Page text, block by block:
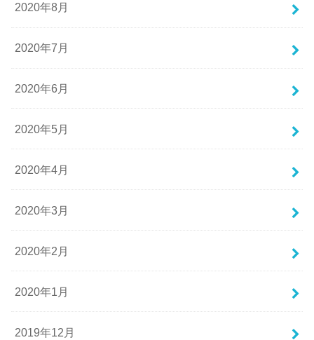
2020年8月
2020年7月
2020年6月
2020年5月
2020年4月
2020年3月
2020年2月
2020年1月
2019年12月